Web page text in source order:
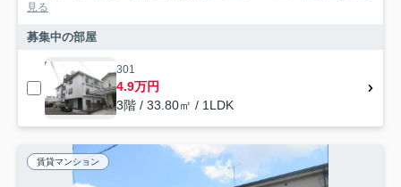
見る
募集中の部屋
301
4.9万円
3階 / 33.80㎡ / 1LDK
賃貸マンション